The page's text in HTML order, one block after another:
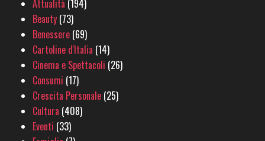
Attualità (194)
Beauty (73)
Benessere (69)
Cartoline d'Italia (14)
Cinema e Spettacoli (26)
Consumi (17)
Crescita Personale (25)
Cultura (408)
Eventi (33)